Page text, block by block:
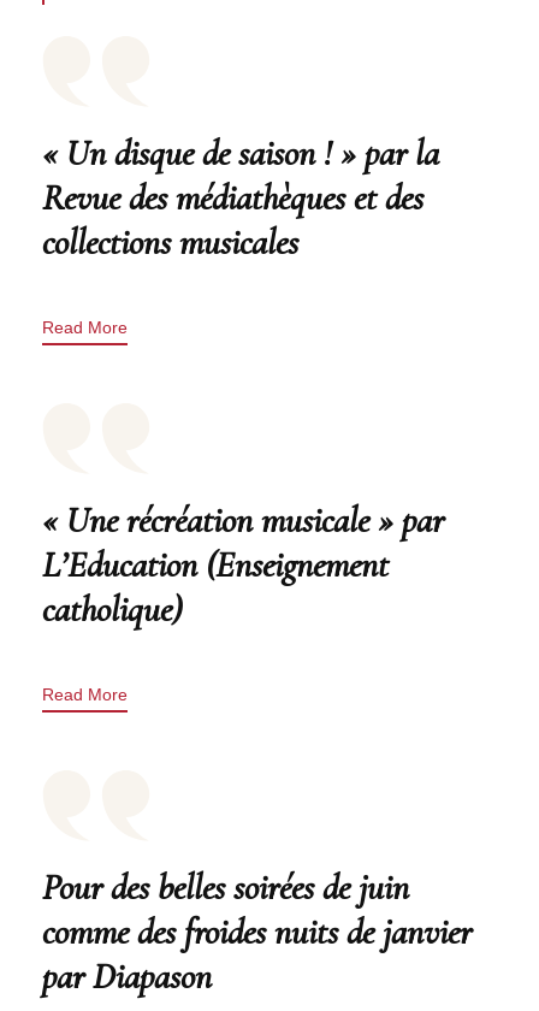
« Un disque de saison ! » par la
Revue des médiathèques et des
collections musicales
Read More
« Une récréation musicale » par
L’Education (Enseignement
catholique)
Read More
Pour des belles soirées de juin
comme des froides nuits de janvier
par Diapason